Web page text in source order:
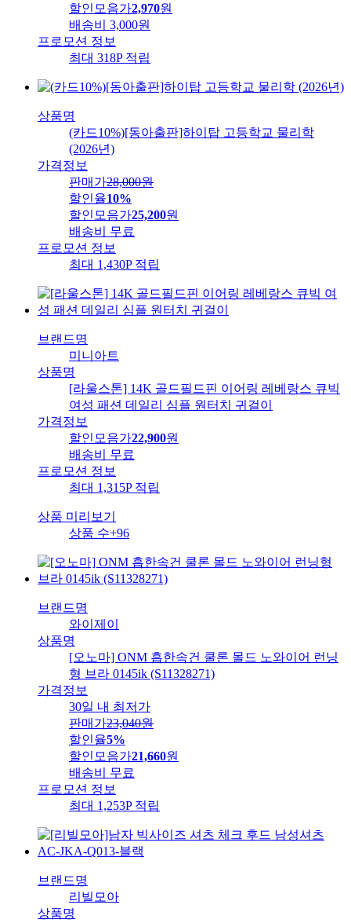
할인모음가2,970원
배송비
3,000원
프로모션 정보
최대 318P 적립
상품명
(카드10%)[동아출판]하이탑 고등학교 물리학
(2026년)
가격정보
판매가28,000원
할인율10%
할인모음가25,200원
배송비
무료
프로모션 정보
최대 1,430P 적립
브랜드명
미니아트
상품명
[라울스톤] 14K 골드필드핀 이어링 레베랑스 큐빅
여성 패션 데일리 심플 원터치 귀걸이
가격정보
할인모음가22,900원
배송비
무료
프로모션 정보
최대 1,315P 적립
상품 미리보기
상품 수+96
브랜드명
와이제이
상품명
[오노마] ONM 흡한속건 쿨론 몰드 노와이어 런닝
형 브라 0145ik (S11328271)
가격정보
30일 내 최저가
판매가23,040원
할인율5%
할인모음가21,660원
배송비
무료
프로모션 정보
최대 1,253P 적립
브랜드명
리빌모아
상품명